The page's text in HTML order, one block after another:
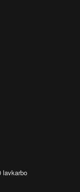
lavkarbo